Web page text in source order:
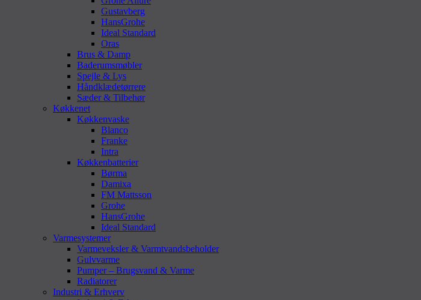
Gustavberg
HansGrohe
Ideal Standard
Oras
Brus & Damp
Baderumsmøbler
Spejle & Lys
Håndklædetørrere
Sæder & Tilbehør
Køkkenet
Køkkenvaske
Blanco
Franke
Intra
Køkkenbatterier
Børma
Damixa
FM Mattsson
Grohe
HansGrohe
Ideal Standard
Varmesystemer
Varmeveksler & Varmtvandsbeholder
Gulvvarme
Pumper – Brugsvand & Varme
Radiatorer
Industri & Erhverv